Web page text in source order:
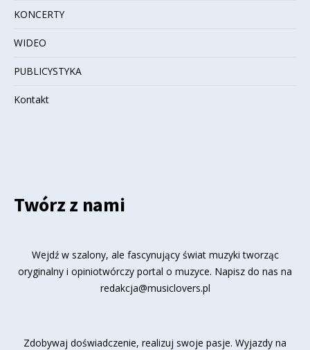
KONCERTY
WIDEO
PUBLICYSTYKA
Kontakt
Twórz z nami
Wejdź w szalony, ale fascynujący świat muzyki tworząc
oryginalny i opiniotwórczy portal o muzyce. Napisz do nas na
redakcja@musiclovers.pl
Zdobywaj doświadczenie, realizuj swoje pasje. Wyjazdy na